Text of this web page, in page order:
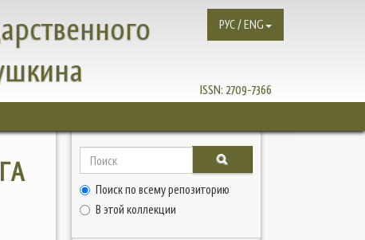
ISSN: 2709-7366
РУС / ENG
Поиск по всему репозиторию
В этой коллекции